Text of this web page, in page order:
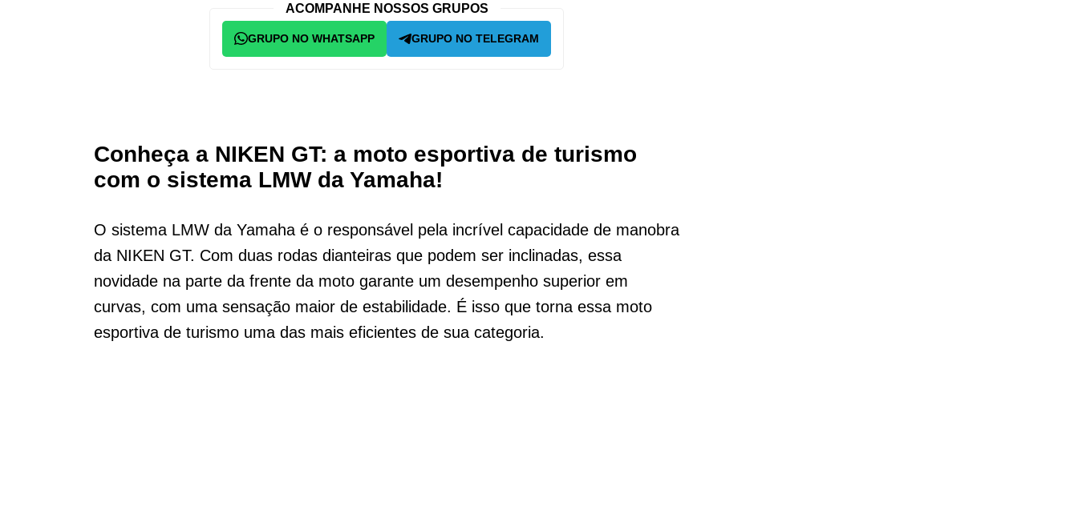
ACOMPANHE NOSSOS GRUPOS
GRUPO NO WHATSAPP GRUPO NO TELEGRAM
Conheça a NIKEN GT: a moto esportiva de turismo
com o sistema LMW da Yamaha!
O sistema LMW da Yamaha é o responsável pela incrível capacidade de manobra
da NIKEN GT. Com duas rodas dianteiras que podem ser inclinadas, essa
novidade na parte da frente da moto garante um desempenho superior em
curvas, com uma sensação maior de estabilidade. É isso que torna essa moto
esportiva de turismo uma das mais eficientes de sua categoria.